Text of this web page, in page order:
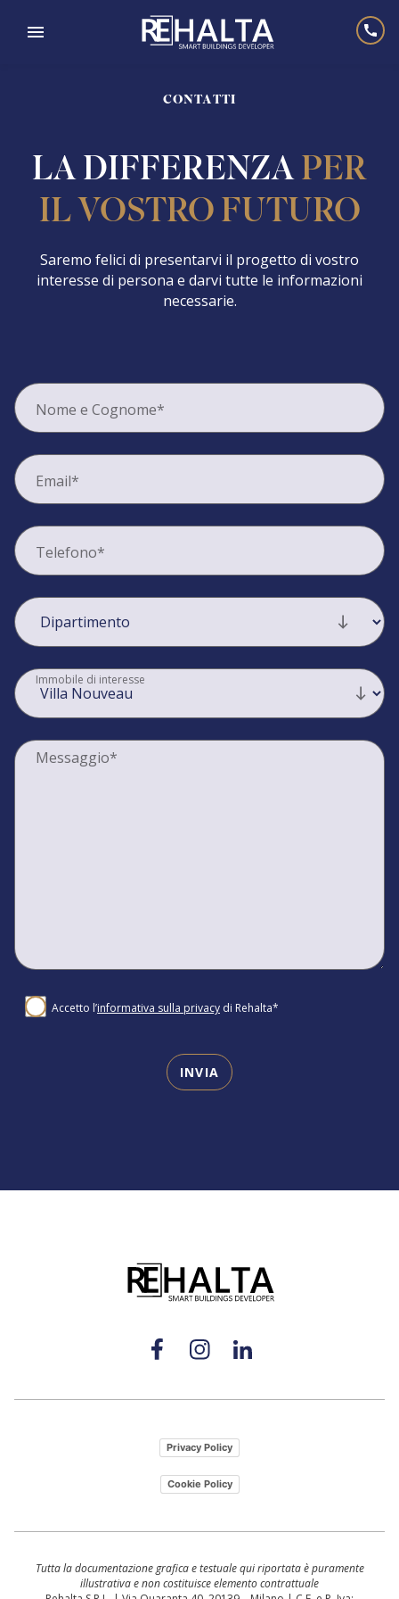
CONTATTI
LA DIFFERENZAPER
IL VOSTRO FUTURO
Saremo felici di presentarvi il progetto di vostro
interesse di persona e darvi tutte le informazioni
necessarie.
Nome e Cognome*
Email*
Telefono*
Immobile di interesse
Messaggio*
Accetto l’informativa sulla privacy di Rehalta*
Privacy Policy
Cookie Policy
Tutta la documentazione grafica e testuale qui riportata è puramente
illustrativa e non costituisce elemento contrattuale